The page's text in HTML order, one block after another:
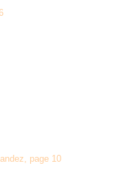
page 10